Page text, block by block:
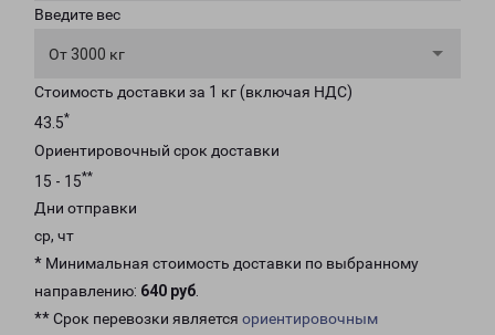
Введите вес
От 3000 кг
Стоимость доставки за 1 кг (включая НДС)
43.5*
Ориентировочный срок доставки
15 - 15**
Дни отправки
ср, чт
* Минимальная стоимость доставки по выбранному
направлению: 640 руб.
** Срок перевозки является ориентировочным